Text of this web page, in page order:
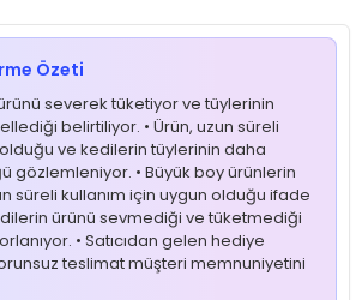
Özeti
severek tüketiyor ve tüylerinin
belirtiliyor. • Ürün, uzun süreli
ve kedilerin tüylerinin daha
gözlemleniyor. • Büyük boy ürünlerin
süreli kullanım için uygun olduğu ifade
ürünü sevmediği ve tüketmediği
• Satıcıdan gelen hediye
teslimat müşteri memnuniyetini